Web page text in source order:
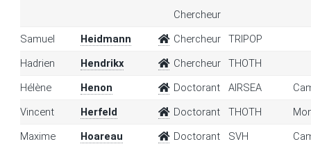
Chercheur
Samuel Heidmann Chercheur
TRIPOP
Hadrien
Hendrikx Chercheur
THOTH
Hélène
Henon Doctorant AIRSEA
Vincent
Herfeld Doctorant THOTH
Maxime
Hoareau Doctorant SVH